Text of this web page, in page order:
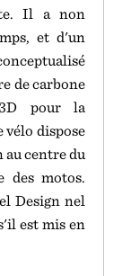
Il a non
et d'un
de carbone
pour la
vélo dispose
centre du
des motos.
Design nel
est mis en